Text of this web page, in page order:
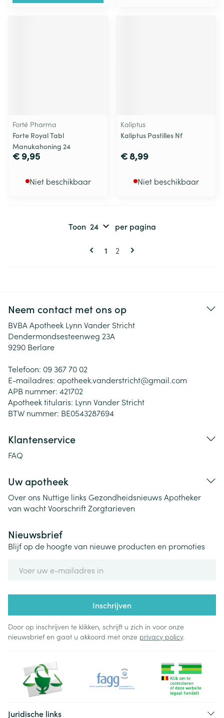
Forté Pharma
Forte Royal Tabl
Manukahoning 24
€ 9,95
Niet beschikbaar
Kaliptus
Kaliptus Pastilles Nf
€ 8,99
Niet beschikbaar
Pagina's
U lees momenteel pagina
1 Pagina
2
Toon per pagina
Neem contact met ons op
BVBA Apotheek Lynn Vander Stricht
Dendermondsesteenweg 23A
9290 Berlare
Telefoon: 09 367 70 02
E-mailadres: apotheek.vanderstricht@gmail.com
APB nummer: 421702
Apotheek titularis: Lynn Vander Stricht
BTW nummer: BE0543287694
Klantenservice
FAQ
Uw apotheek
Over ons Nuttige links Gezondheidsnieuws Apotheker
van wachtVoorschriftZorgtarieven
Nieuwsbrief
Blijf op de hoogte van nieuwe producten en promoties
Inschrijven
Door op inschrijven te klikken, schrijft u zich in voor onze
nieuwsbrief en gaat u akkoord met onze privacy policy.
Juridische links